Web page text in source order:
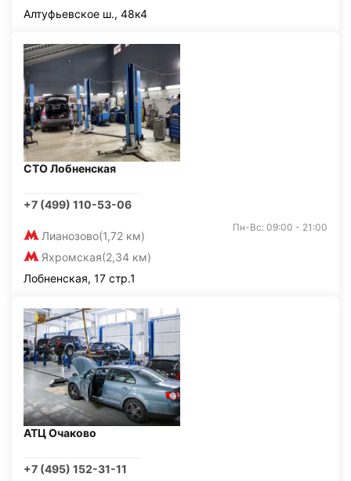
Алтуфьевское ш., 48к4
СТО Лобненская
+7 (499) 110-53-06
Лианозово(1,72 км)
Яхромская(2,34 км)
Пн-Вс: 09:00 - 21:00
Лобненская, 17 стр.1
АТЦ Очаково
+7 (495) 152-31-11